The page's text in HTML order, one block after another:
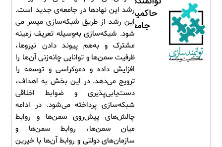
رشد این نهادها در جامعه‌ی جدید است.
این رشد از طریق شبکه‌سازی میسر می
شود. شبکه‌سازی به‌وسیله تعریف زمینه
مشترک و به‌هم پیوند دادن نیروها،
ظرفیت سمن‌ها و توانایی چانه‌زنی آن‌ها را
افزایش داده و دموکراسی و توسعه را
ترویج می‌دهد. در این بخش به اهداف،
دست‌یابی‌پذیری و ضوابط اخلاقی
شبکه‌سازی پرداخته می‌شود. در ادامه
چالش‌های پیش‌روی سمن‌ها و روابط
میان سمن‌ها، روابط سمن‌ها و
سازمان‌های دولتی و روابط آن‌ها با خیرین
حاکمیت و
جامعه